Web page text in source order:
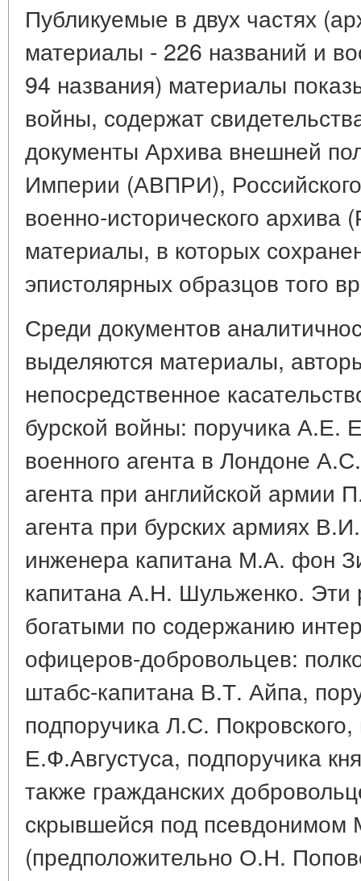
Публикуемые в двух частях
материалы - 226 названий и
94 названия) материалы
войны, содержат
документы Архива внешней
Империи (АВПРИ), Российского
военно-исторического архива
материалы, в которых
эпистолярных образцов того
Среди документов
выделяются материалы,
непосредственное
бурской войны: поручика А.Е.
военного агента в Лондоне
агента при английской армии
агента при бурских армиях
инженера капитана М.А. фон
капитана А.Н. Шульженко. Эти
богатыми по содержанию
офицеров-добровольцев:
штабс-капитана В.Т. Айпа,
подпоручика Л.С.
Е.Ф.Августуса, подпоручика
также гражданских
скрывшейся под псевдонимом
(предположительно О.Н.